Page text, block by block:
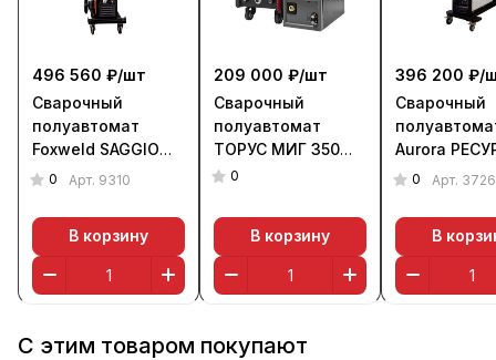
496 560 ₽/шт
Сварочный
полуавтомат
Foxweld SAGGIO
MIG 355 DP LCD
0 Арт. 9310
В корзину
209 000 ₽/шт
Сварочный
полуавтомат
ТОРУС МИГ 350
PRO (380 В)
0
В корзину
396 200 ₽/
Сварочный
Aurora
3500
0 Арт.
В
С этим товаром покупают